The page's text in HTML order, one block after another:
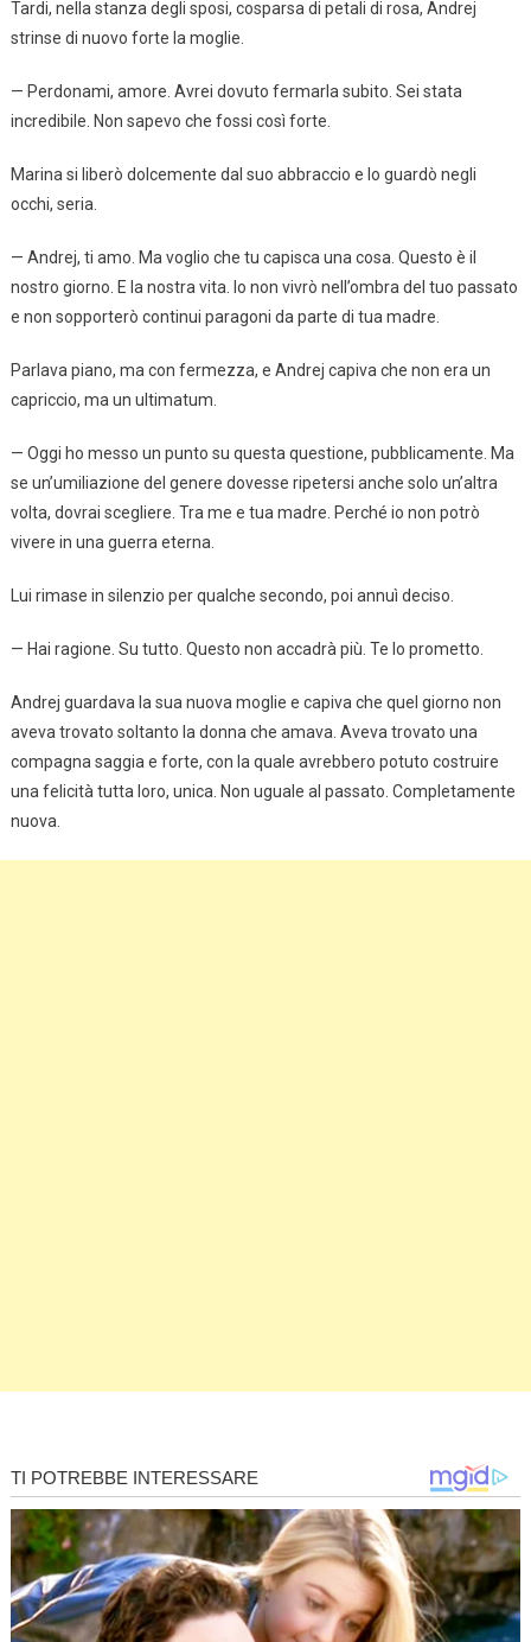
Tardi, nella stanza degli sposi, cosparsa di petali di rosa, Andrej
strinse di nuovo forte la moglie.
— Perdonami, amore. Avrei dovuto fermarla subito. Sei stata
incredibile. Non sapevo che fossi così forte.
Marina si liberò dolcemente dal suo abbraccio e lo guardò negli
occhi, seria.
— Andrej, ti amo. Ma voglio che tu capisca una cosa. Questo è il
nostro giorno. E la nostra vita. Io non vivrò nell’ombra del tuo passato
e non sopporterò continui paragoni da parte di tua madre.
Parlava piano, ma con fermezza, e Andrej capiva che non era un
capriccio, ma un ultimatum.
— Oggi ho messo un punto su questa questione, pubblicamente. Ma
se un’umiliazione del genere dovesse ripetersi anche solo un’altra
volta, dovrai scegliere. Tra me e tua madre. Perché io non potrò
vivere in una guerra eterna.
Lui rimase in silenzio per qualche secondo, poi annuì deciso.
— Hai ragione. Su tutto. Questo non accadrà più. Te lo prometto.
Andrej guardava la sua nuova moglie e capiva che quel giorno non
aveva trovato soltanto la donna che amava. Aveva trovato una
compagna saggia e forte, con la quale avrebbero potuto costruire
una felicità tutta loro, unica. Non uguale al passato. Completamente
nuova.